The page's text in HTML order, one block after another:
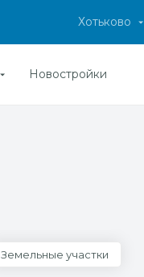
Хотьково
Новостройки
Земельные участки